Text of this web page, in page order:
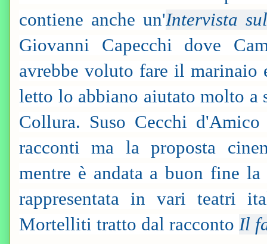
contiene anche un'Intervista
Giovanni Capecchi dove
avrebbe voluto fare il marinaio
letto lo abbiano aiutato molto a
Collura. Suso Cecchi
racconti ma la proposta
mentre è andata a buon fine
rappresentata in vari teatri
Mortelliti tratto dal racconto Il